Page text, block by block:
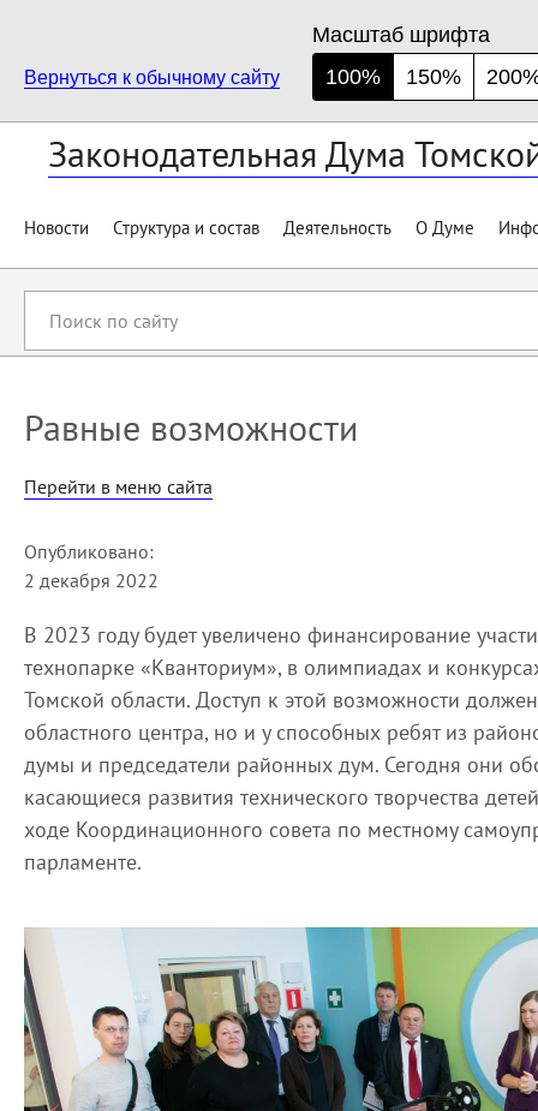
Вернуться к обычному сайту
Масштаб шрифта
100%
150%
Законодательная Дума
Новости Структура и состав Деятельность О Думе
сайту
Равные возможности
Перейти в меню сайта
Опубликовано:
2 декабря 2022
В 2023 году будет увеличено финансирование
технопарке «Кванториум», в олимпиадах и
Томской области. Доступ к этой возможности
областного центра, но и у способных ребят из
думы и председатели районных дум. Сегодня они
касающиеся развития технического творчества
ходе Координационного совета по местному
парламенте.